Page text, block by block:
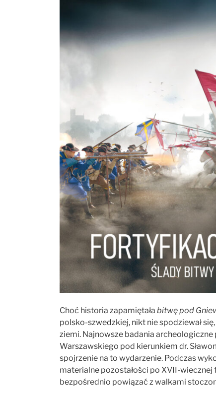
Choć historia zapamiętała bitwę pod
polsko-szwedzkiej, nikt nie spodziewał
ziemi. Najnowsze badania
Warszawskiego pod kierunkiem dr.
spojrzenie na to wydarzenie. Podczas
materialne pozostałości po XVII-
bezpośrednio powiązać z walkami